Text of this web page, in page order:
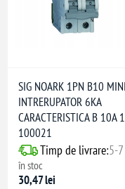
SIG NOARK 1PN B10 MINI
INTRERUPATOR 6KA
CARACTERISTICA B 10A
100021
Timp de livrare:5-
în stoc
30,47 lei